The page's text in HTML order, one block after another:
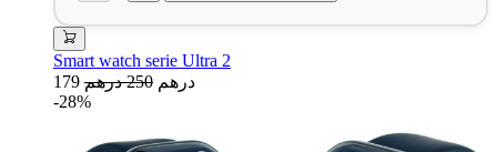
Smart watch serie Ultra 2
179 درهم 250 درهم
-28%